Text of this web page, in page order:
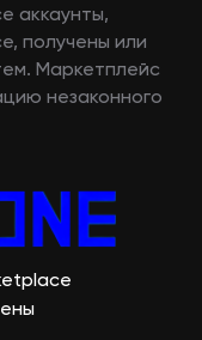
аккаунты,
получены или
Маркетплейс
незаконного